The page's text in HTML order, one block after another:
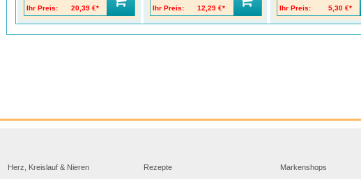
Ihr Preis:
20,39 €*
Ihr Preis:
12,29 €*
Ihr Preis:
5,30 €*
Herz, Kreislauf & Nieren
Rezepte
Markenshops